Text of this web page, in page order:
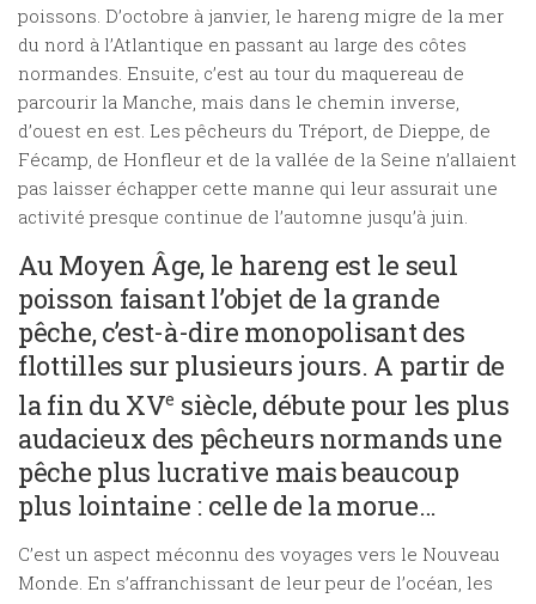
poissons. D’octobre à janvier, le hareng migre de la mer
du nord à l’Atlantique en passant au large des côtes
normandes. Ensuite, c’est au tour du maquereau de
parcourir la Manche, mais dans le chemin inverse,
d’ouest en est. Les pêcheurs du Tréport, de Dieppe, de
Fécamp, de Honfleur et de la vallée de la Seine n’allaient
pas laisser échapper cette manne qui leur assurait une
activité presque continue de l’automne jusqu’à juin.
Au Moyen Âge, le hareng est le seul
poisson faisant l’objet de la grande
pêche, c’est-à-dire monopolisant des
flottilles sur plusieurs jours. A partir de
la fin du XVe siècle, débute pour les plus
audacieux des pêcheurs normands une
pêche plus lucrative mais beaucoup
plus lointaine : celle de la morue…
C’est un aspect méconnu des voyages vers le Nouveau
Monde. En s’affranchissant de leur peur de l’océan, les